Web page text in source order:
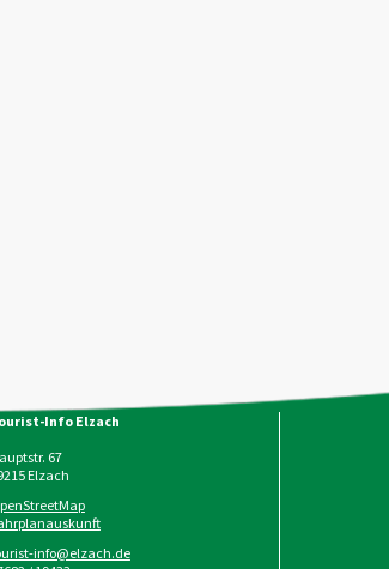
Info Elzach
67
Elzach
info@elzach.de